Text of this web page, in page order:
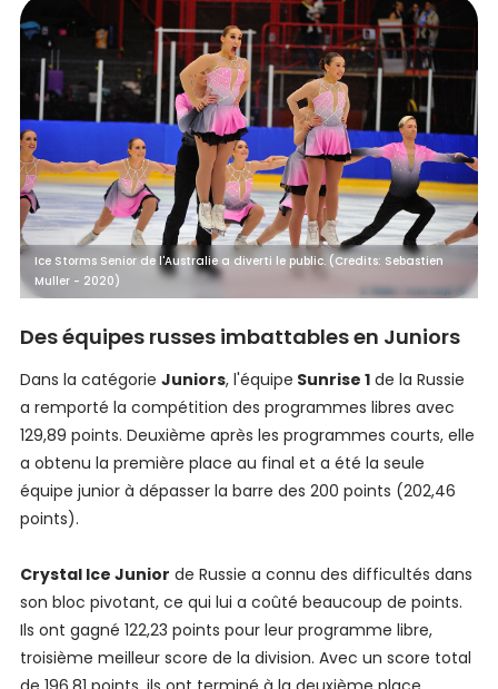
Ice Storms Senior de l'Australie a diverti le public. (Credits: Sebastien
Muller - 2020)
Des équipes russes imbattables en Juniors
Dans la catégorie Juniors, l'équipe Sunrise 1de la Russie
a remporté la compétition des programmes libres avec
129,89 points. Deuxième après les programmes courts, elle
a obtenu la première place au final et a été la seule
équipe junior à dépasser la barre des 200 points (202,46
points).
Crystal Ice Junior de Russie a connu des difficultés dans
son bloc pivotant, ce qui lui a coûté beaucoup de points.
Ils ont gagné 122,23 points pour leur programme libre,
troisième meilleur score de la division. Avec un score total